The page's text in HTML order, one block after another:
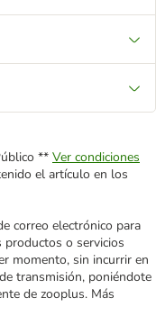
** Ver condiciones
el artículo en los
correo electrónico para
o servicios
momento, sin incurrir en
transmisión, poniéndote
de zooplus. Más